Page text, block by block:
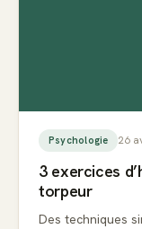
Psychologie 26
3 exercices
torpeur
Des techniques